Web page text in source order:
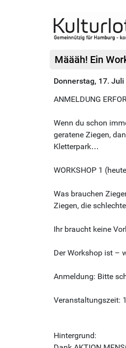
Määäh! Ein
Donnerstag, 17. Juli
ANMELDUNG
Wenn du schon
geratene Ziegen,
Kletterpark…
WORKSHOP 1
Was brauchen
Ziegen, die
Ihr braucht keine
Der Workshop ist –
Anmeldung: Bitte
Veranstaltungszeit:
Hintergrund: